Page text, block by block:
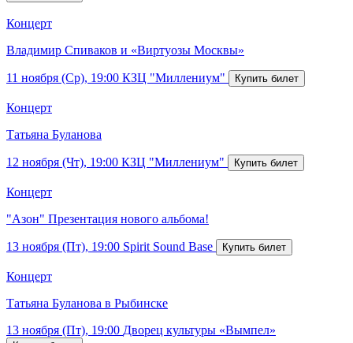
Концерт
Владимир Спиваков и «Виртуозы Москвы»
11 ноября (Ср), 19:00 КЗЦ "Миллениум"
Концерт
Татьяна Буланова
12 ноября (Чт), 19:00 КЗЦ "Миллениум"
Концерт
"Азон" Презентация нового альбома!
13 ноября (Пт), 19:00 Spirit Sound Base
Концерт
Татьяна Буланова в Рыбинске
13 ноября (Пт), 19:00 Дворец культуры «Вымпел»